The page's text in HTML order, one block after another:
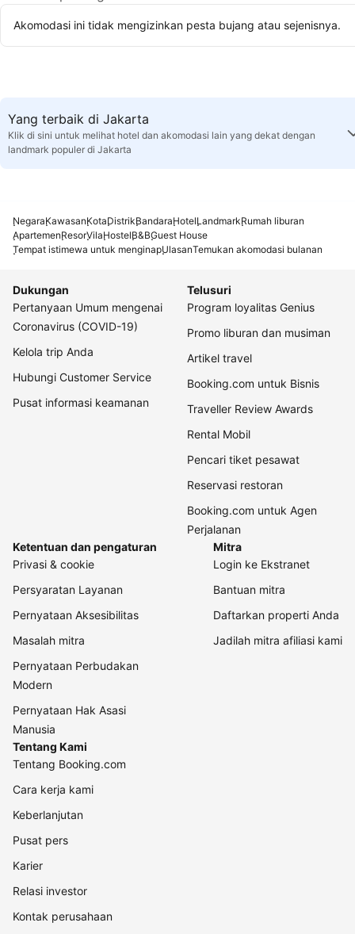
Akomodasi ini tidak mengizinkan pesta bujang atau sejenisnya.
Yang terbaik di Jakarta
Klik di sini untuk melihat hotel dan akomodasi lain yang dekat dengan
landmark populer di Jakarta
NegaraKawasanKotaDistrikBandaraHotelLandmarkRumah liburan
ApartemenResorVilaHostelB&BGuest House
Tempat istimewa untuk menginapUlasanTemukan akomodasi bulanan
Dukungan
Pertanyaan Umum mengenai
Coronavirus (COVID-19)
Kelola trip Anda
Hubungi Customer Service
Pusat informasi keamanan
Telusuri
Program loyalitas Genius
Promo liburan dan musiman
Artikel travel
Booking.com untuk Bisnis
Traveller Review Awards
Rental Mobil
Pencari tiket pesawat
Reservasi restoran
Booking.com untuk Agen
Perjalanan
Ketentuan dan pengaturan
Privasi & cookie
Persyaratan Layanan
Pernyataan Aksesibilitas
Masalah mitra
Pernyataan Perbudakan
Modern
Pernyataan Hak Asasi
Manusia
Mitra
Login ke Ekstranet
Bantuan mitra
Daftarkan properti Anda
Jadilah mitra afiliasi kami
Tentang Kami
Tentang Booking.com
Cara kerja kami
Keberlanjutan
Pusat pers
Karier
Relasi investor
Kontak perusahaan